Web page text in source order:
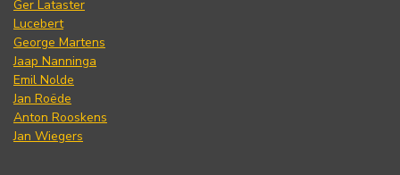
Ger Lataster
Lucebert
George Martens
Jaap Nanninga
Emil Nolde
Jan Roëde
Anton Rooskens
Jan Wiegers